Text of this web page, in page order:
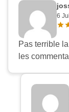
6
Pas terrible
les